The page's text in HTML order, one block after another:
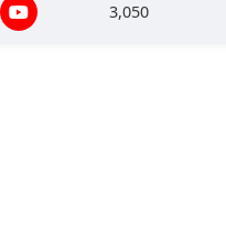
3,050